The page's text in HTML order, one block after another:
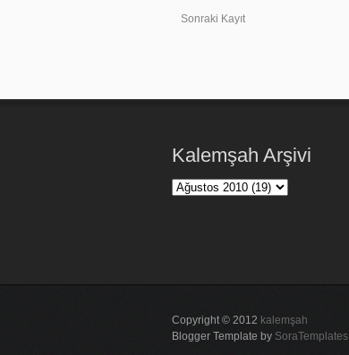
Sonraki Kayıt
Kalemşah Arşivi
Copyright © 2012 kalemşah
Blogger Template by SoraTemplates